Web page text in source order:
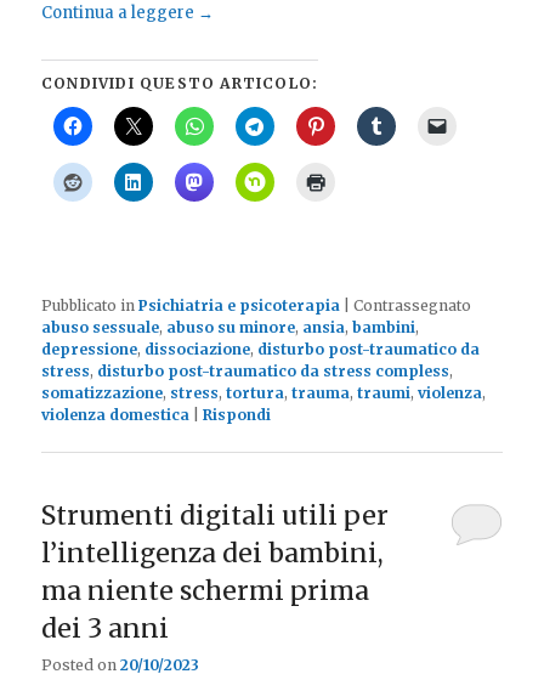
Continua a leggere →
CONDIVIDI QUESTO ARTICOLO:
Pubblicato in Psichiatria e psicoterapia |Contrassegnato
abuso sessuale, abuso su minore, ansia,bambini,
depressione, dissociazione, disturbo post-traumatico da
stress, disturbo post-traumatico da stress compless,
somatizzazione, stress,tortura,trauma,traumi,violenza,
violenza domestica
|Rispondi
Strumenti digitali utili per
l’intelligenza dei bambini,
ma niente schermi prima
dei 3 anni
Posted on20/10/2023